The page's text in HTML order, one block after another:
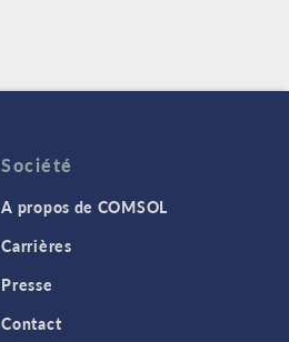
Société
A propos de COMSOL
Carrières
Presse
Contact